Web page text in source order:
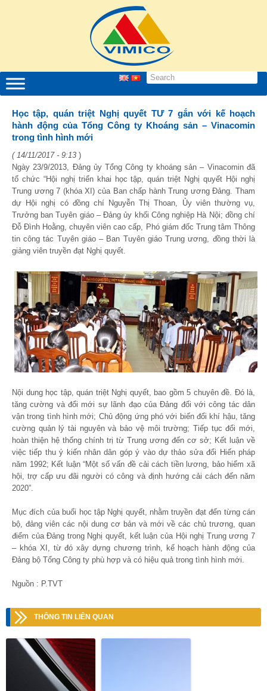
Học tập, quán triệt Nghị quyết TƯ 7 gắn với kế hoạch
hành động của Tổng Công ty Khoáng sản – Vinacomin
trong tình hình mới
( 14/11/2017 - 9:13 )
Ngày 23/9/2013, Đảng ủy Tổng Công ty khoáng sản – Vinacomin đã
tổ chức “Hội nghị triển khai học tập, quán triệt Nghị quyết Hội nghị
Trung ương 7 (khóa XI) của Ban chấp hành Trung ương Đảng. Tham
dự Hội nghị có đồng chí Nguyễn Thị Thoan, Ủy viên thường vụ,
Trưởng ban Tuyên giáo – Đảng ủy khối Công nghiệp Hà Nội; đồng chí
Đỗ Đình Hoằng, chuyên viên cao cấp, Phó giám đốc Trung tâm Thông
tin công tác Tuyên giáo – Ban Tuyên giáo Trung ương, đồng thời là
giảng viên truyền đạt Nghị quyết.
Nội dung học tập, quán triệt Nghị quyết, bao gồm 5 chuyên đề. Đó là,
tăng cường và đổi mới sự lãnh đạo của Đảng đối với công tác dân
vận trong tình hình mới; Chủ động ứng phó với biến đổi khí hậu, tăng
cường quản lý tài nguyên và bảo vệ môi trường; Tiếp tục đổi mới,
hoàn thiện hệ thống chính trị từ Trung ương đến cơ sở; Kết luận về
việc tiếp thu ý kiến nhân dân góp ý vào dự thảo sửa đổi Hiến pháp
năm 1992; Kết luận “Một số vấn đề cải cách tiền lương, bảo hiểm xã
hội, trợ cấp ưu đãi người có công và định hướng cải cách đến năm
2020”.
Mục đích của buổi học tập Nghị quyết, nhằm truyền đạt đến từng cán
bộ, đảng viên các nội dung cơ bản và mới về các chủ trương, quan
điểm của Đảng trong Nghị quyết, kết luận của Hội nghị Trung ương 7
– khóa XI, từ đó xây dựng chương trình, kế hoạch hành động của
Đảng bộ Tổng Công ty phù hợp và có hiệu quả trong tình hình mới.
Nguồn : P.TVT
THÔNG TIN LIÊN QUAN